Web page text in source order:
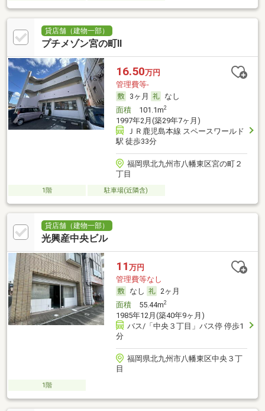
貸店舗（建物一部）
プチメゾン宮の町Ⅱ
16.50万円
管理費等-
3ヶ月
なし
面積101.1m2
1997年2月(築29年7ヶ月)
ＪＲ鹿児島本線 スペースワールド
駅 徒歩33分
福岡県北九州市八幡東区宮の町２
丁目
1階 駐車場(近隣含)
貸店舗（建物一部）
光興産中央ビル
11 万円
管理費等なし
なし
2ヶ月
面積55.44m2
1985年12月(築40年9ヶ月)
バス/「中央３丁目」バス停 停歩1
分
福岡県北九州市八幡東区中央３丁
目
1階